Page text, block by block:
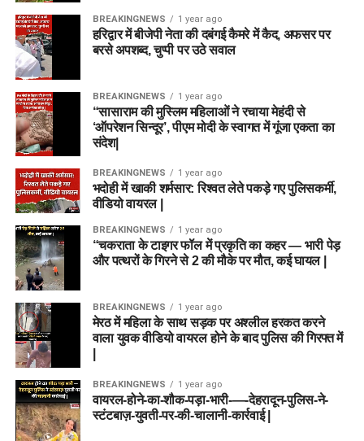
BREAKINGNEWS 1 year ago
हरिद्वार में बीजेपी नेता की दबंगई कैमरे में कैद, अफसर पर
बरसे अपशब्द, चुप्पी पर उठे सवाल
BREAKINGNEWS 1 year ago
“सासाराम की मुस्लिम महिलाओं ने रचाया मेहंदी से
‘ऑपरेशन सिन्दूर’, पीएम मोदी के स्वागत में गूंजा एकता का
संदेश|
BREAKINGNEWS 1 year ago
भदोही में खाकी शर्मसार: रिश्वत लेते पकड़े गए पुलिसकर्मी,
वीडियो वायरल |
BREAKINGNEWS 1 year ago
“चकराता के टाइगर फॉल में प्रकृति का कहर — भारी पेड़
और पत्थरों के गिरने से 2 की मौके पर मौत, कई घायल |
BREAKINGNEWS 1 year ago
मेरठ में महिला के साथ सड़क पर अश्लील हरकत करने
वाला युवक वीडियो वायरल होने के बाद पुलिस की गिरफ्त में
BREAKINGNEWS 1 year ago
वायरल-होने-का-शौक-पड़ा-भारी-—-देहरादून-पुलिस-ने-
स्टंटबाज़-युवती-पर-की-चालानी-कार्रवाई |